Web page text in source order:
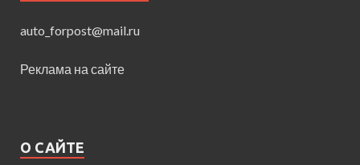
auto_forpost@mail.ru
Реклама на сайте
О САЙТЕ